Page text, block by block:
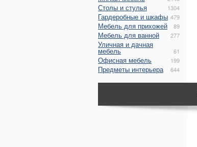
Столы и стулья 1304
Гардеробные и шкафы 479
Мебель для прихожей 89
Мебель для ванной 277
Уличная и дачная
мебель 61
Офисная мебель 199
Предметы интерьера 644